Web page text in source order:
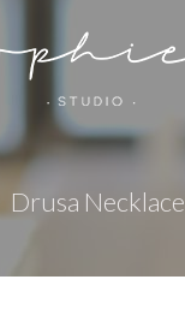
Drusa Necklace